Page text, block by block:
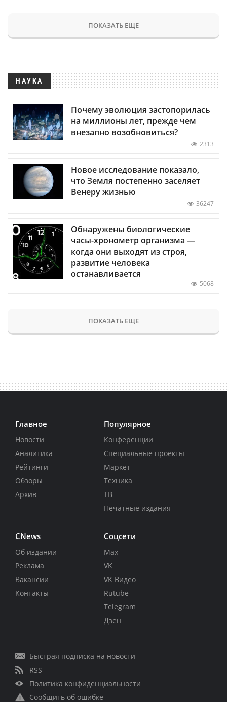
ПОКАЗАТЬ ЕЩЕ
НАУКА
Почему эволюция застопорилась
на миллионы лет, прежде чем
внезапно возобновиться?
2313
Новое исследование показало,
что Земля постепенно заселяет
Венеру жизнью
36247
Обнаружены биологические
часы-хронометр организма —
когда они выходят из строя,
развитие человека
останавливается
5068
ПОКАЗАТЬ ЕЩЕ
Главное
Новости
Аналитика
Рейтинги
Обзоры
Архив
Популярное
Конференции
Специальные проекты
Маркет
Техника
ТВ
Печатные издания
CNews
Об издании
Реклама
Вакансии
Контакты
Соцсети
Max
VK
VK Видео
Rutube
Telegram
Дзен
Быстрая подписка на новости
RSS
Политика конфиденциальности
Сообщить об ошибке